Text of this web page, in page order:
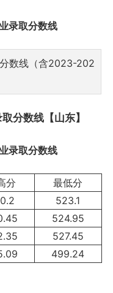
录取分数线
分数线【山东】
录取分数线
分
最低分
523.1
524.95
527.45
499.24